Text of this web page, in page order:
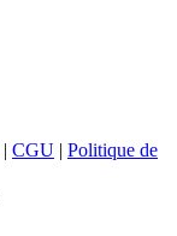
| CGU | Politique de